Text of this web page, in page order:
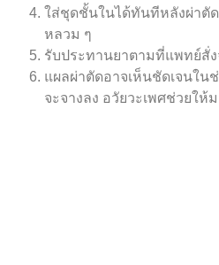
ใส่ชุดชั้นในได้ทันทีหลังผ่าตั
หลวม ๆ
รับประทานยาตามที่แพทย์สั่
แผลผ่าตัดอาจเห็นชัดเจนใน
จะจางลง อวัยวะเพศช่วยให้